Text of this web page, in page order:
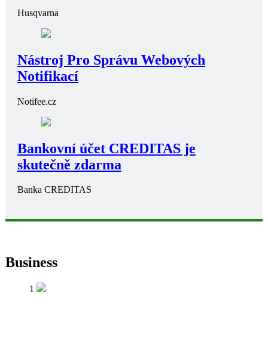
Husqvarna
Nástroj Pro Správu Webových
Notifikací
Notifee.cz
Bankovní účet CREDITAS je
skutečně zdarma
Banka CREDITAS
Business
1